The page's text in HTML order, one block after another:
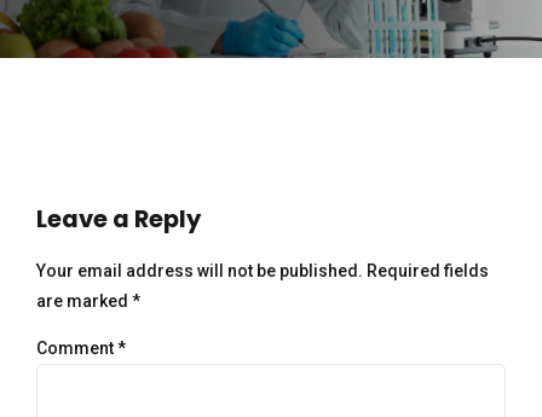
Leave a Reply
Your email address will not be published. Required fields
are marked *
Comment*